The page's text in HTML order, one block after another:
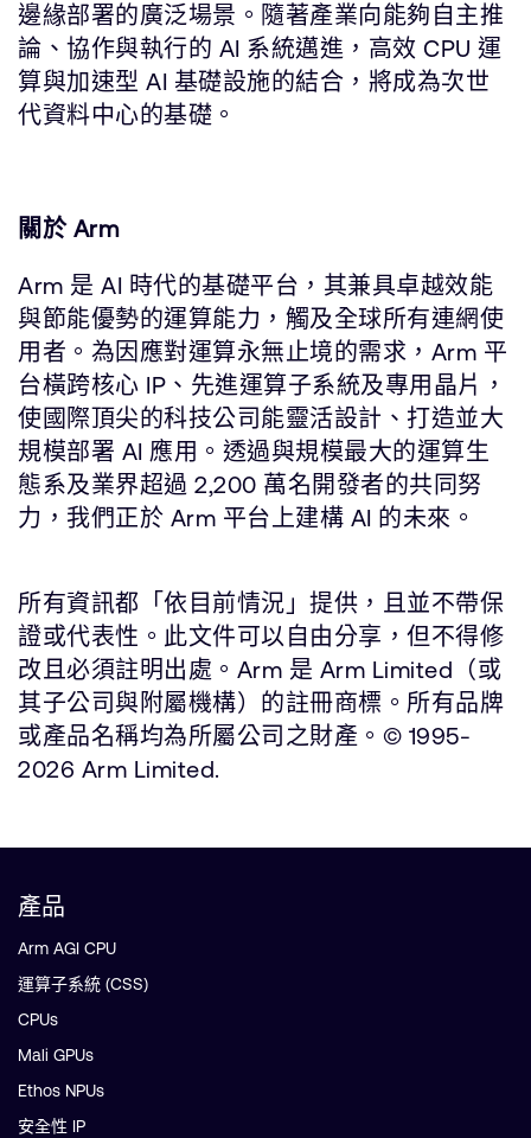
邊緣部署的廣泛場景。隨著產業向能夠自主推
論、協作與執行的 AI 系統邁進，高效 CPU 運
算與加速型 AI 基礎設施的結合，將成為次世
代資料中心的基礎。
關於 Arm
Arm 是 AI 時代的基礎平台，其兼具卓越效能
與節能優勢的運算能力，觸及全球所有連網使
用者。為因應對運算永無止境的需求，Arm 平
台橫跨核心 IP、先進運算子系統及專用晶片，
使國際頂尖的科技公司能靈活設計、打造並大
規模部署 AI 應用。透過與規模最大的運算生
態系及業界超過 2,200 萬名開發者的共同努
力，我們正於 Arm 平台上建構 AI 的未來。
所有資訊都「依目前情況」提供，且並不帶保
證或代表性。此文件可以自由分享，但不得修
改且必須註明出處。Arm 是 Arm Limited（或
其子公司與附屬機構）的註冊商標。所有品牌
或產品名稱均為所屬公司之財產。© 1995-
2026 Arm Limited.
產品
Arm AGI CPU
運算子系統 (CSS)
CPUs
Mali GPUs
Ethos NPUs
安全性 IP